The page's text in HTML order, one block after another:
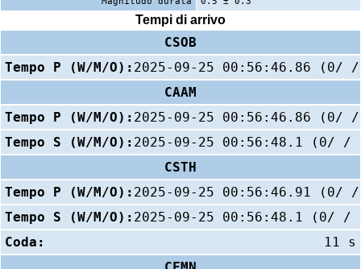
Tempi di arrivo
CSOB
Tempo P (W/M/O): 2025-09-25 00:56:46.86 (0/
CAAM
Tempo P (W/M/O): 2025-09-25 00:56:46.86 (0/
Tempo S (W/M/O): 2025-09-25 00:56:48.1 (0/ /
CSTH
Tempo P (W/M/O): 2025-09-25 00:56:46.91 (0/
Tempo S (W/M/O): 2025-09-25 00:56:48.1 (0/ /
Coda:
11 s